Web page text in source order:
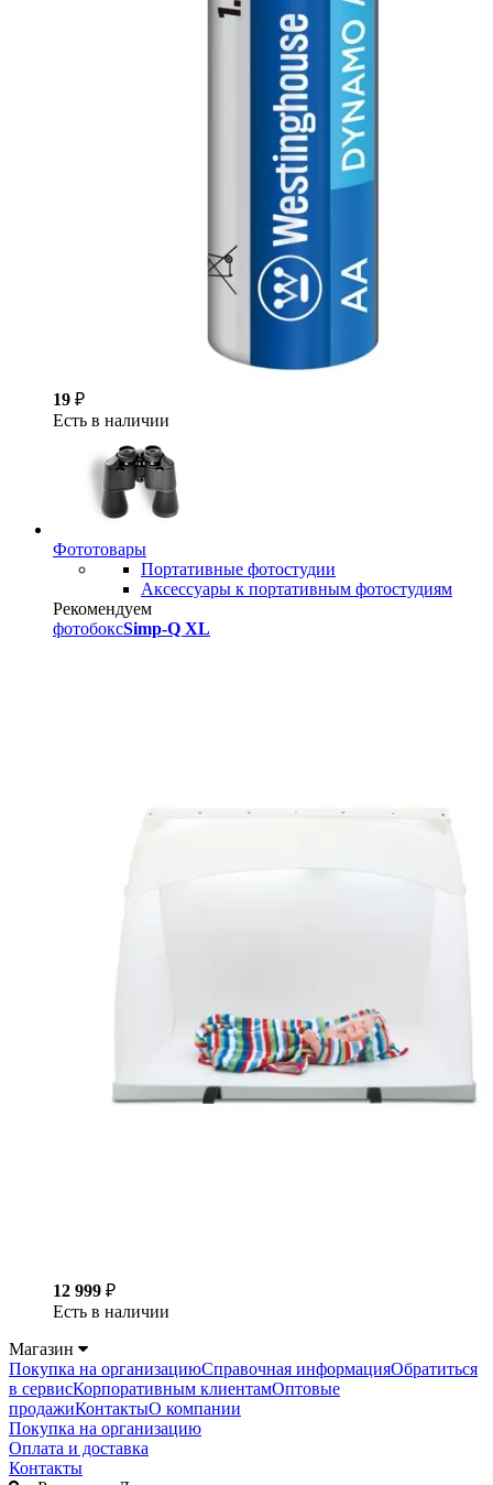
19 ₽
Есть в наличии
Фототовары
Портативные фотостудии
Аксессуары к портативным фотостудиям
Рекомендуем
фотобоксSimp-Q XL
12 999 ₽
Есть в наличии
Магазин
Покупка на организациюСправочная информацияОбратиться
в сервисКорпоративным клиентамОптовые
продажиКонтактыО компании
Покупка на организацию
Оплата и доставка
Контакты